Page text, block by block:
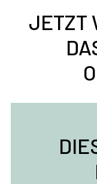
JETZT